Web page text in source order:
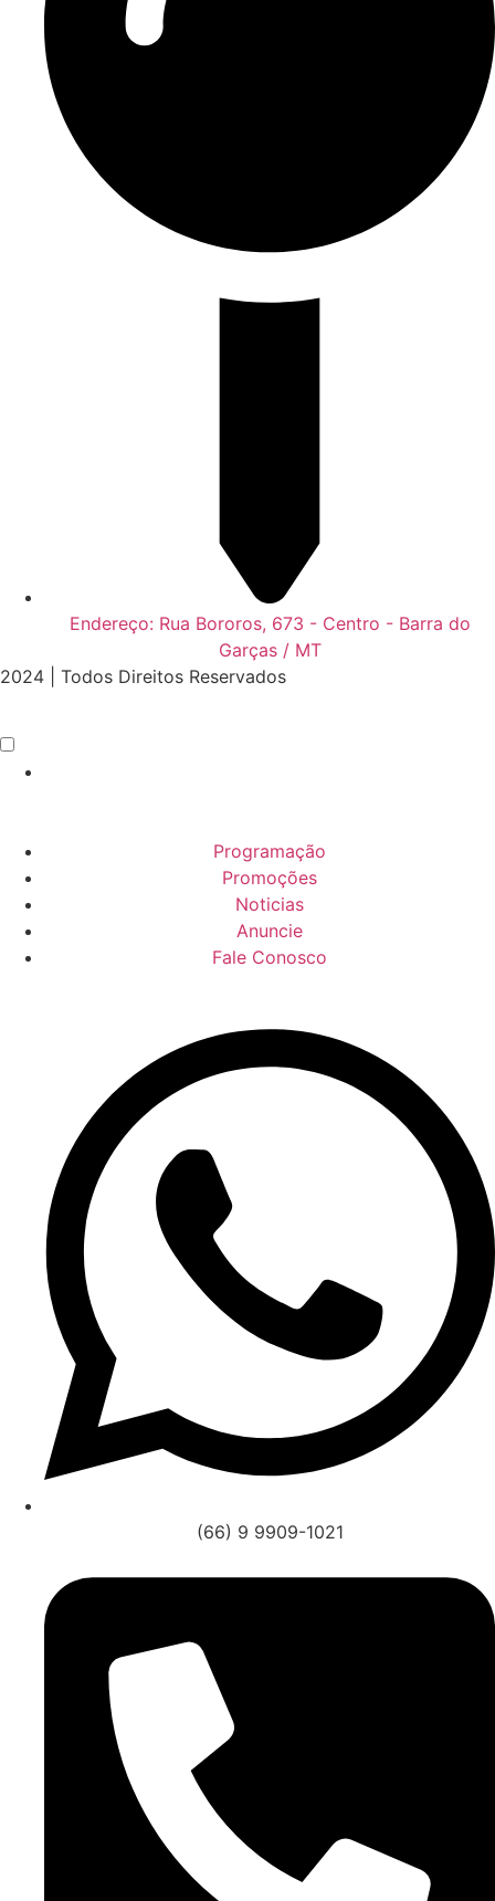
Endereço: Rua Bororos, 673 - Centro - Barra do
Garças / MT
2024 | Todos Direitos Reservados
Programação
Promoções
Noticias
Anuncie
Fale Conosco
(66) 9 9909-1021